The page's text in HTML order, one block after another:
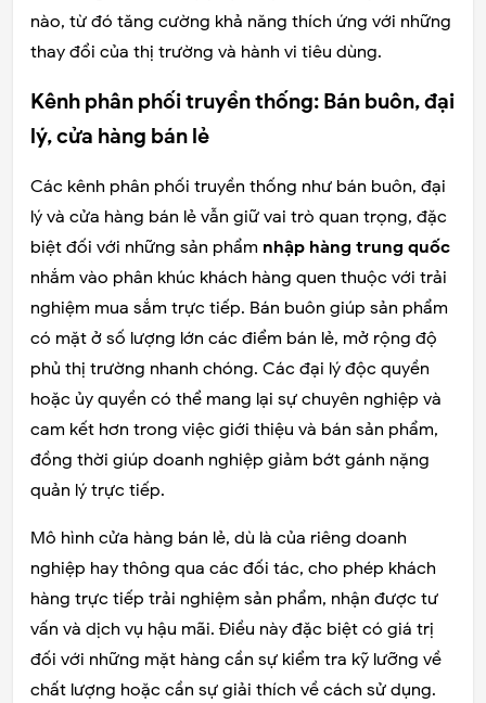
nào, từ đó tăng cường khả năng thích ứng với những
thay đổi của thị trường và hành vi tiêu dùng.
Kênh phân phối truyền thống: Bán buôn, đại
lý, cửa hàng bán lẻ
Các kênh phân phối truyền thống như bán buôn, đại
lý và cửa hàng bán lẻ vẫn giữ vai trò quan trọng, đặc
biệt đối với những sản phẩm nhập hàng trung quốc
nhắm vào phân khúc khách hàng quen thuộc với trải
nghiệm mua sắm trực tiếp. Bán buôn giúp sản phẩm
có mặt ở số lượng lớn các điểm bán lẻ, mở rộng độ
phủ thị trường nhanh chóng. Các đại lý độc quyền
hoặc ủy quyền có thể mang lại sự chuyên nghiệp và
cam kết hơn trong việc giới thiệu và bán sản phẩm,
đồng thời giúp doanh nghiệp giảm bớt gánh nặng
quản lý trực tiếp.
Mô hình cửa hàng bán lẻ, dù là của riêng doanh
nghiệp hay thông qua các đối tác, cho phép khách
hàng trực tiếp trải nghiệm sản phẩm, nhận được tư
vấn và dịch vụ hậu mãi. Điều này đặc biệt có giá trị
đối với những mặt hàng cần sự kiểm tra kỹ lưỡng về
chất lượng hoặc cần sự giải thích về cách sử dụng.